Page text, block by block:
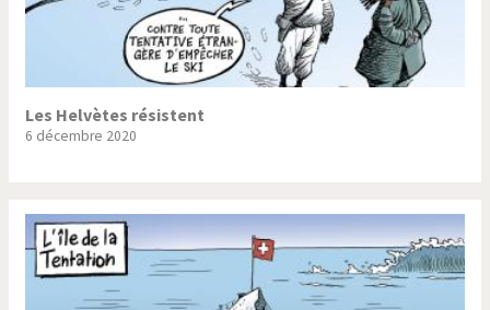
Les Helvètes résistent
6 décembre 2020